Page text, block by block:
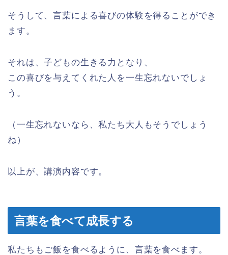
そうして、言葉による喜びの体験を得ることができ
ます。
それは、子どもの生きる力となり、
この喜びを与えてくれた人を一生忘れないでしょ
う。
（一生忘れないなら、私たち大人もそうでしょう
ね）
以上が、講演内容です。
言葉を食べて成長する
私たちもご飯を食べるように、言葉を食べます。